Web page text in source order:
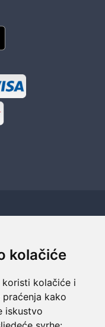
kolačiće
koristi kolačiće i
kako
iskustvo